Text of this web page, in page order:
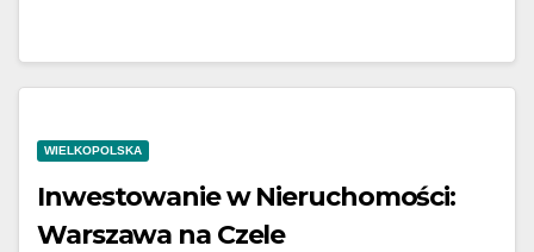
WIELKOPOLSKA
Inwestowanie w Nieruchomości:
Warszawa na Czele